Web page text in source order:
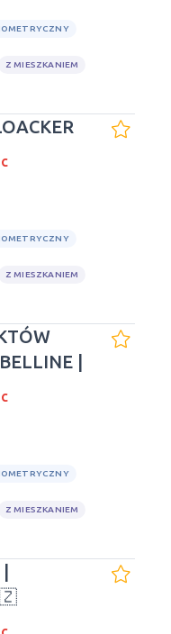
Z MIESZKANIEM
Z MIESZKANIEM
|
Z MIESZKANIEM